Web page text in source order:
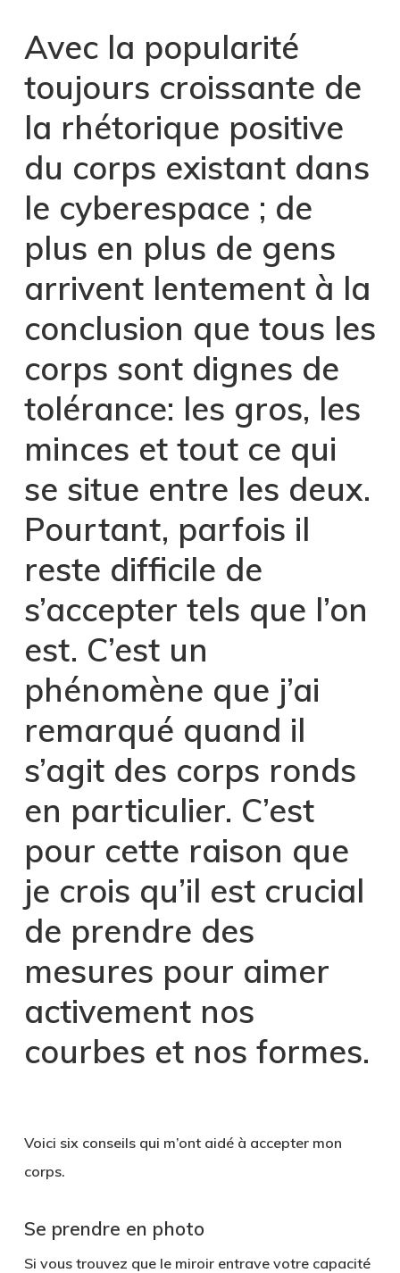
Avec la popularité
toujours croissante de
la rhétorique positive
du corps existant dans
le cyberespace ; de
plus en plus de gens
arrivent lentement à la
conclusion que tous les
corps sont dignes de
tolérance: les gros, les
minces et tout ce qui
se situe entre les deux.
Pourtant, parfois il
reste difficile de
s’accepter tels que l’on
est. C’est un
phénomène que j’ai
remarqué quand il
s’agit des corps ronds
en particulier. C’est
pour cette raison que
je crois qu’il est crucial
de prendre des
mesures pour aimer
activement nos
courbes et nos formes.
Voici six conseils qui m’ont aidé à accepter mon
corps.
Se prendre en photo
Si vous trouvez que le miroir entrave votre capacité